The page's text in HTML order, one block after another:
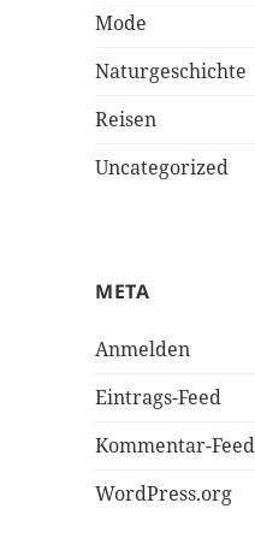
Mode
Naturgeschichte
Reisen
Uncategorized
META
Anmelden
Eintrags-Feed
Kommentar-Feed
WordPress.org